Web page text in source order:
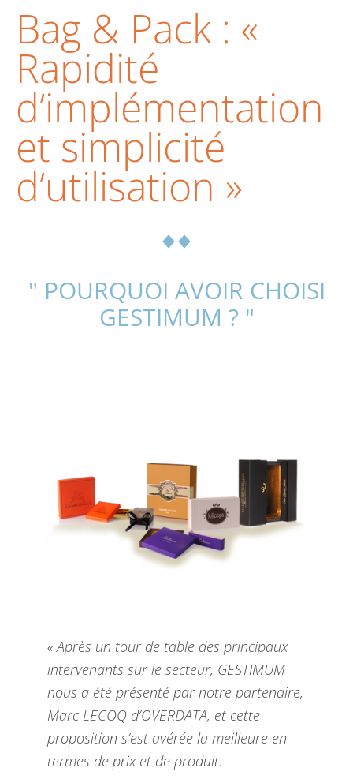
Bag & Pack : «
Rapidité
d’implémentation
et simplicité
d’utilisation »
" POURQUOI AVOIR CHOISI
GESTIMUM ? "
« Après un tour de table des principaux
intervenants sur le secteur, GESTIMUM
nous a été présenté par notre partenaire,
Marc LECOQ d’OVERDATA, et cette
proposition s’est avérée la meilleure en
termes de prix et de produit.